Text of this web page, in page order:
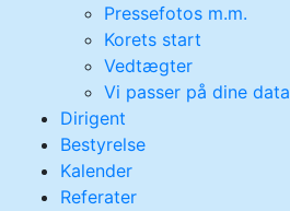
Pressefotos m.m.
Korets start
Vedtægter
Vi passer på dine data
Dirigent
Bestyrelse
Kalender
Referater